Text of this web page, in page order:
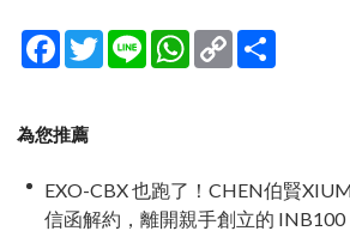
Facebook
TwitterLine WhatsApp
Copy
Link
為您推薦
EXO-CBX 也跑了！CHEN伯賢
信函解約，離開親手創立的 INB100